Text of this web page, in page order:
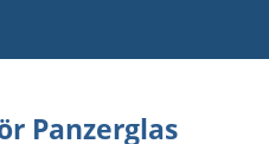
Panzerglas